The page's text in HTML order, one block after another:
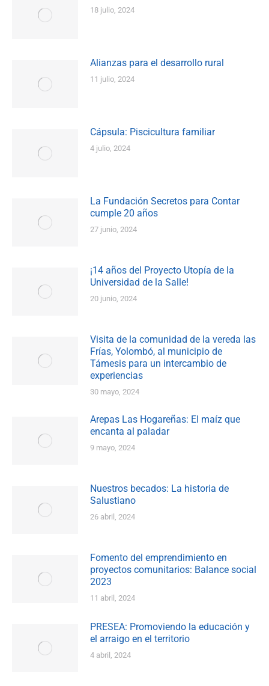
18 julio, 2024
Alianzas para el desarrollo rural
11 julio, 2024
Cápsula: Piscicultura familiar
4 julio, 2024
La Fundación Secretos para Contar
cumple 20 años
27 junio, 2024
¡14 años del Proyecto Utopía de la
Universidad de la Salle!
20 junio, 2024
Visita de la comunidad de la vereda las
Frías, Yolombó, al municipio de
Támesis para un intercambio de
experiencias
30 mayo, 2024
Arepas Las Hogareñas: El maíz que
encanta al paladar
9 mayo, 2024
Nuestros becados: La historia de
Salustiano
26 abril, 2024
Fomento del emprendimiento en
proyectos comunitarios: Balance social
2023
11 abril, 2024
PRESEA: Promoviendo la educación y
el arraigo en el territorio
4 abril, 2024